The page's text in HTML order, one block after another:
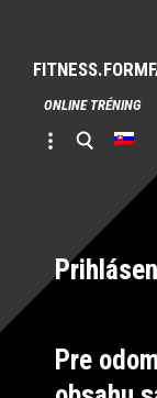
Skip
to
content
ONLINE TRÉNING
Pre